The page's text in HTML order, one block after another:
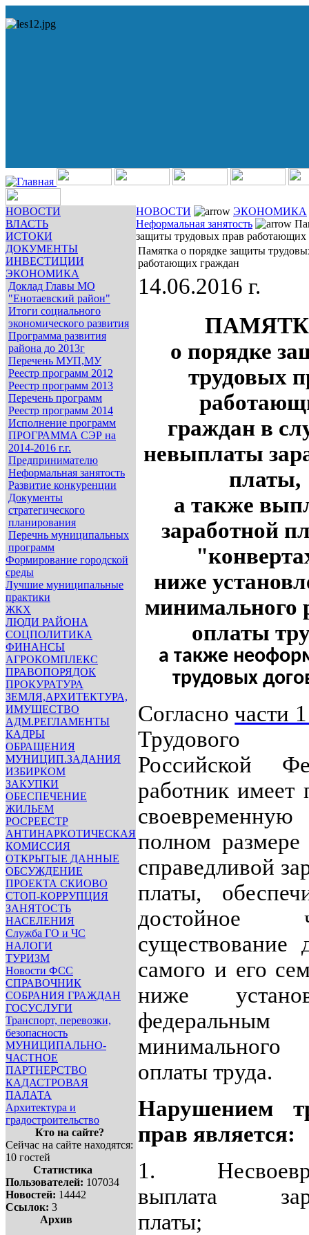
НОВОСТИ
ВЛАСТЬ
ИСТОКИ
ДОКУМЕНТЫ
ИНВЕСТИЦИИ
ЭКОНОМИКА
Доклад Главы МО
"Енотаевский район"
Итоги социального
экономического развития
Программа развития
района до 2013г
Перечень МУП,МУ
Реестр программ 2012
Реестр программ 2013
Перечень программ
Реестр программ 2014
Исполнение программ
ПРОГРАММА СЭР на
2014-2016 г.г.
Предпринимателю
Неформальная занятость
Развитие конкуренции
Документы
стратегического
планирования
Перечнь муниципальных
программ
Формирование городской
среды
Лучшие муниципальные
практики
ЖКХ
ЛЮДИ РАЙОНА
СОЦПОЛИТИКА
ФИНАНСЫ
АГРОКОМПЛЕКС
ПРАВОПОРЯДОК
ПРОКУРАТУРА
ЗЕМЛЯ,АРХИТЕКТУРА,
ИМУЩЕСТВО
АДМ.РЕГЛАМЕНТЫ
КАДРЫ
ОБРАЩЕНИЯ
МУНИЦИП.ЗАДАНИЯ
ИЗБИРКОМ
ЗАКУПКИ
ОБЕСПЕЧЕНИЕ
ЖИЛЬЕМ
РОСРЕЕСТР
АНТИНАРКОТИЧЕСКАЯ
КОМИССИЯ
ОТКРЫТЫЕ ДАННЫЕ
ОБСУЖДЕНИЕ
ПРОЕКТА СКИОВО
СТОП-КОРРУПЦИЯ
ЗАНЯТОСТЬ
НАСЕЛЕНИЯ
Служба ГО и ЧС
НАЛОГИ
ТУРИЗМ
Новости ФСС
СПРАВОЧНИК
СОБРАНИЯ ГРАЖДАН
ГОСУСЛУГИ
Транспорт, перевозки,
безопасность
МУНИЦИПАЛЬНО-
ЧАСТНОЕ
ПАРТНЕРСТВО
КАДАСТРОВАЯ
ПАЛАТА
Архитектура и
градостроительство
Кто на сайте?
Сейчас на сайте находятся:
10 гостей
Статистика
Пользователей: 107034
Новостей: 14442
Ссылок: 3
Архив
НОВОСТИ
ЭКОНОМИКА
Неформальная занятость
защиты трудовых прав работающих
Памятка о порядке защиты
работающих граждан
14.06.2016 г.
о порядке
трудовых
граждан в
невыплаты
платы,
а также
заработной
ниже
минимального
оплаты
а также
трудовых
Согласночасти
Трудового
Российской
работник имеет
полном размере
справедливой
платы,
достойное
существование
самого и его
ниже
федеральным
минимального
оплаты труда.
Нарушением
прав является:
1.
выплата
платы;